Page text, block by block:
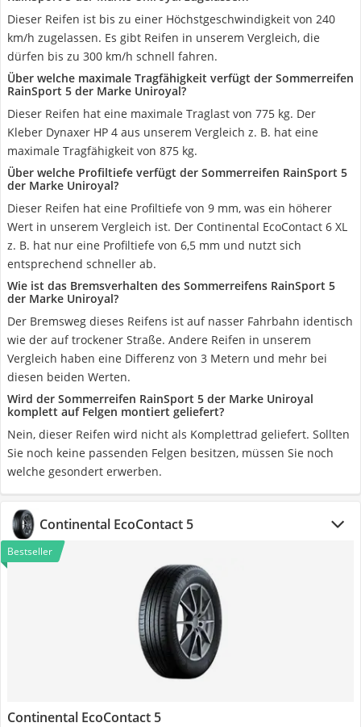
Dieser Reifen ist bis zu einer Höchstgeschwindigkeit von 240
km/h zugelassen. Es gibt Reifen in unserem Vergleich, die
dürfen bis zu 300 km/h schnell fahren.
Über welche maximale Tragfähigkeit verfügt der Sommerreifen
RainSport 5 der Marke Uniroyal?
Dieser Reifen hat eine maximale Traglast von 775 kg. Der
Kleber Dynaxer HP 4 aus unserem Vergleich z. B. hat eine
maximale Tragfähigkeit von 875 kg.
Über welche Profiltiefe verfügt der Sommerreifen RainSport 5
der Marke Uniroyal?
Dieser Reifen hat eine Profiltiefe von 9 mm, was ein höherer
Wert in unserem Vergleich ist. Der Continental EcoContact 6 XL
z. B. hat nur eine Profiltiefe von 6,5 mm und nutzt sich
entsprechend schneller ab.
Wie ist das Bremsverhalten des Sommerreifens RainSport 5
der Marke Uniroyal?
Der Bremsweg dieses Reifens ist auf nasser Fahrbahn identisch
wie der auf trockener Straße. Andere Reifen in unserem
Vergleich haben eine Differenz von 3 Metern und mehr bei
diesen beiden Werten.
Wird der Sommerreifen RainSport 5 der Marke Uniroyal
komplett auf Felgen montiert geliefert?
Nein, dieser Reifen wird nicht als Komplettrad geliefert. Sollten
Sie noch keine passenden Felgen besitzen, müssen Sie noch
welche gesondert erwerben.
Continental EcoContact 5
Bestseller
Continental EcoContact 5